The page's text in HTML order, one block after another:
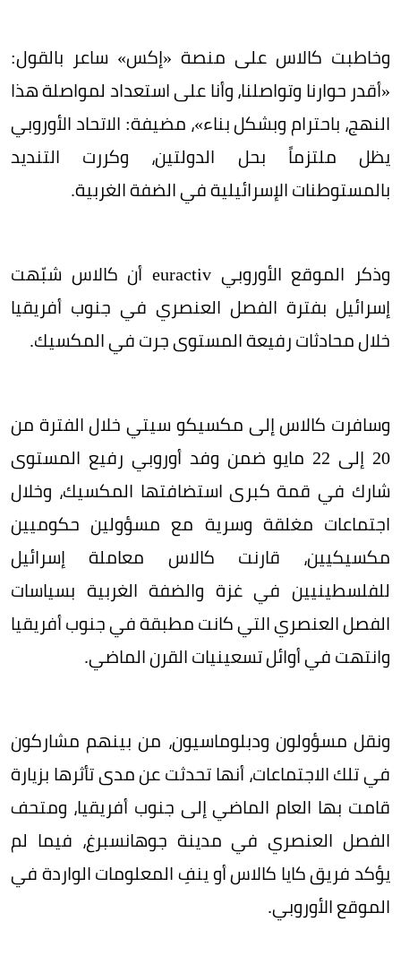
وخاطبت كالاس على منصة «إكس» ساعر بالقول:
«أقدر حوارنا وتواصلنا، وأنا على استعداد لمواصلة هذا
النهج، باحترام وبشكل بناء»، مضيفة: الاتحاد الأوروبي
يظل ملتزماً بحل الدولتين، وكررت التنديد
بالمستوطنات الإسرائيلية في الضفة الغربية.
وذكر الموقع الأوروبي euractiv أن كالاس شبّهت
إسرائيل بفترة الفصل العنصري في جنوب أفريقيا
خلال محادثات رفيعة المستوى جرت في المكسيك.
وسافرت كالاس إلى مكسيكو سيتي خلال الفترة من
20 إلى 22 مايو ضمن وفد أوروبي رفيع المستوى
شارك في قمة كبرى استضافتها المكسيك، وخلال
اجتماعات مغلقة وسرية مع مسؤولين حكوميين
مكسيكيين، قارنت كالاس معاملة إسرائيل
للفلسطينيين في غزة والضفة الغربية بسياسات
الفصل العنصري التي كانت مطبقة في جنوب أفريقيا
وانتهت في أوائل تسعينيات القرن الماضي.
ونقل مسؤولون ودبلوماسيون، من بينهم مشاركون
في تلك الاجتماعات، أنها تحدثت عن مدى تأثرها بزيارة
قامت بها العام الماضي إلى جنوب أفريقيا، ومتحف
الفصل العنصري في مدينة جوهانسبرغ، فيما لم
يؤكد فريق كايا كالاس أو ينفِ المعلومات الواردة في
الموقع الأوروبي.